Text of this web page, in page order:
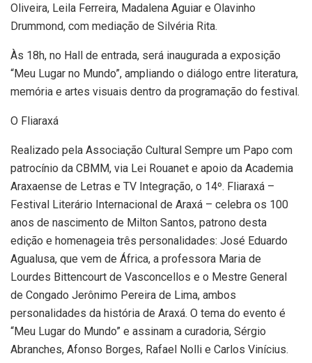
Oliveira, Leila Ferreira, Madalena Aguiar e Olavinho
Drummond, com mediação de Silvéria Rita.
Às 18h, no Hall de entrada, será inaugurada a exposição
“Meu Lugar no Mundo”, ampliando o diálogo entre literatura,
memória e artes visuais dentro da programação do festival.
O Fliaraxá
Realizado pela Associação Cultural Sempre um Papo com
patrocínio da CBMM, via Lei Rouanet e apoio da Academia
Araxaense de Letras e TV Integração, o 14º. Fliaraxá –
Festival Literário Internacional de Araxá – celebra os 100
anos de nascimento de Milton Santos, patrono desta
edição e homenageia três personalidades: José Eduardo
Agualusa, que vem de África, a professora Maria de
Lourdes Bittencourt de Vasconcellos e o Mestre General
de Congado Jerônimo Pereira de Lima, ambos
personalidades da história de Araxá. O tema do evento é
“Meu Lugar do Mundo” e assinam a curadoria, Sérgio
Abranches, Afonso Borges, Rafael Nolli e Carlos Vinícius.